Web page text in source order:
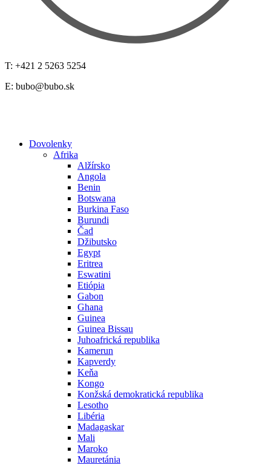
T: +421 2 5263 5254
E: bubo@bubo.sk
Dovolenky
Afrika
Alžírsko
Angola
Benin
Botswana
Burkina Faso
Burundi
Čad
Džibutsko
Egypt
Eritrea
Eswatini
Etiópia
Gabon
Ghana
Guinea
Guinea Bissau
Juhoafrická republika
Kamerun
Kapverdy
Keňa
Kongo
Konžská demokratická republika
Lesotho
Libéria
Madagaskar
Mali
Maroko
Mauretánia